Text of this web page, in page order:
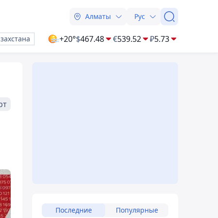
Алматы Рус
+20°$467.48 €539.52 ₽5.73
Последние Популярные